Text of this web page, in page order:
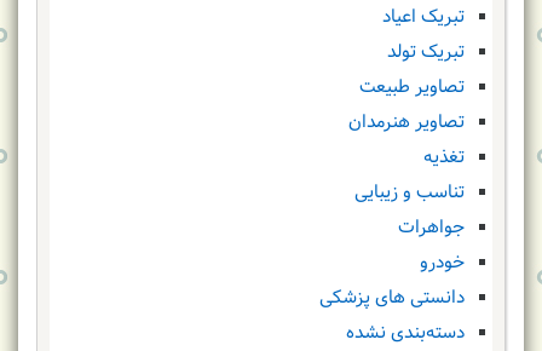
تبریک اعیاد
تبریک تولد
تصاویر طبیعت
تصاویر هنرمدان
تغذیه
تناسب و زیبایی
جواهرات
خودرو
دانستی های پزشکی
دسته‌بندی نشده